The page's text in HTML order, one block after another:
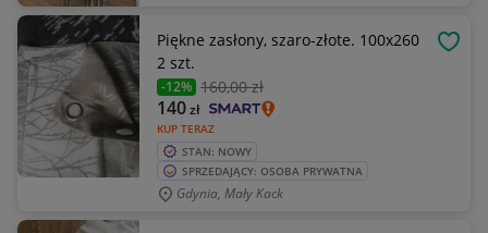
Piękne zasłony, szaro-złote. 100x260
2 szt.
-12% 160,00 zł
KUP TERAZ
140zł
STAN: NOWY
SPRZEDAJĄCY: OSOBA PRYWATNA
Gdynia, Mały Kack